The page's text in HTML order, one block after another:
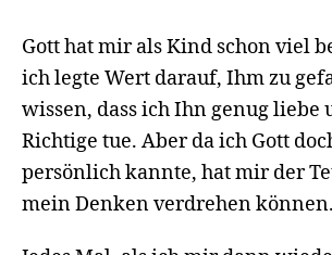
Gott hat mir als Kind schon viel
ich legte Wert darauf, Ihm zu
wissen, dass ich Ihn genug liebe
Richtige tue. Aber da ich Gott
persönlich kannte, hat mir der
mein Denken verdrehen können.